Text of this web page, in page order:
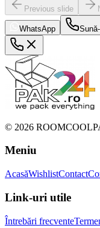
Previous slide
WhatsApp
© 2026
Meniu
AcasăWishlistContact
Link-uri utile
Întrebări frecvente